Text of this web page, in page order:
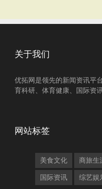
关于我们
优拓网是领先的新闻资讯平
育科研、体育健康、国际资
网站标签
美食文化 商旅生
国际资讯 综艺娱